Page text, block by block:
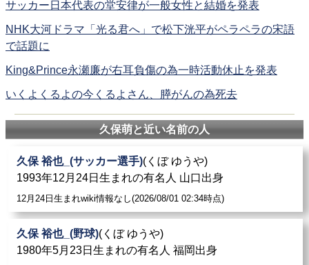
サッカー日本代表の堂安律が一般女性と結婚を発表
NHK大河ドラマ「光る君へ」で松下洸平がペラペラの宋語
で話題に
King&Prince永瀬廉が右耳負傷の為一時活動休止を発表
いくよくるよの今くるよさん、膵がんの為死去
久保萌と近い名前の人
久保 裕也_(サッカー選手)(くぼ ゆうや)
1993年12月24日生まれの有名人 山口出身
12月24日生まれwiki情報なし(2026/08/01 02:34時点)
久保 裕也_(野球)(くぼ ゆうや)
1980年5月23日生まれの有名人 福岡出身